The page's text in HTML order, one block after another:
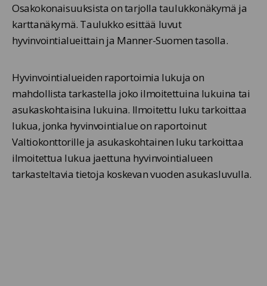
Osakokonaisuuksista on tarjolla taulukkonäkymä ja
karttanäkymä. Taulukko esittää luvut
hyvinvointialueittain ja Manner-Suomen tasolla.
Hyvinvointialueiden raportoimia lukuja on
mahdollista tarkastella joko ilmoitettuina lukuina tai
asukaskohtaisina lukuina. Ilmoitettu luku tarkoittaa
lukua, jonka hyvinvointialue on raportoinut
Valtiokonttorille ja asukaskohtainen luku tarkoittaa
ilmoitettua lukua jaettuna hyvinvointialueen
tarkasteltavia tietoja koskevan vuoden asukasluvulla.